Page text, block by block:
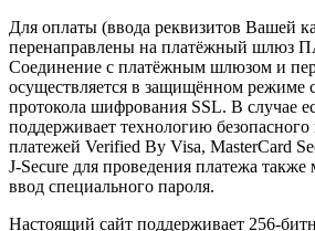
Для оплаты (ввода реквизитов Вашей
перенаправлены на платёжный
Соединение с платёжным шлюзом и
осуществляется в защищённом режиме
протокола шифрования SSL. В случае
поддерживает технологию
платежей Verified By Visa, MasterCard
J-Secure для проведения платежа также
ввод специального пароля.
Настоящий сайт поддерживает 256-